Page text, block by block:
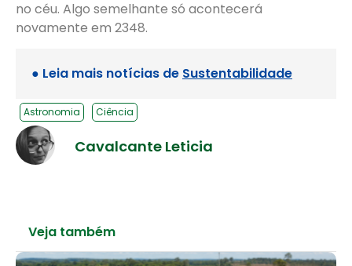
no céu. Algo semelhante só acontecerá
novamente em 2348.
● Leia mais notícias de Sustentabilidade
Astronomia Ciência
Cavalcante Leticia
Veja também